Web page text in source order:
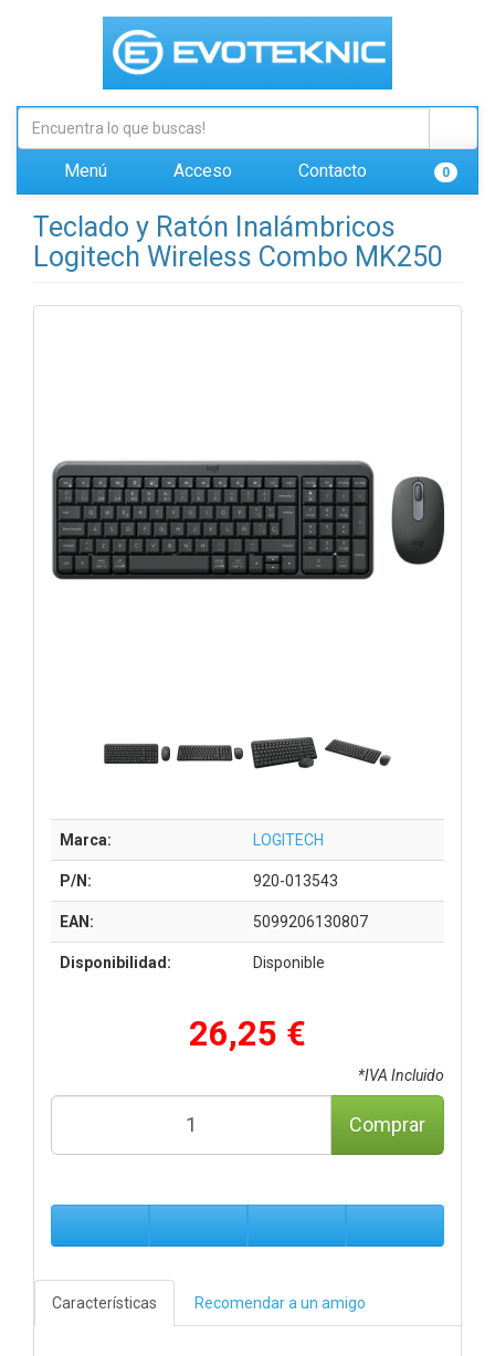
Menú Acceso Contacto 0
Teclado y Ratón Inalámbricos
Logitech Wireless Combo MK250
Marca: LOGITECH
P/N: 920-013543
EAN: 5099206130807
Disponibilidad: Disponible
26,25 €
*IVA Incluido
Comprar
Características Recomendar a un amigo